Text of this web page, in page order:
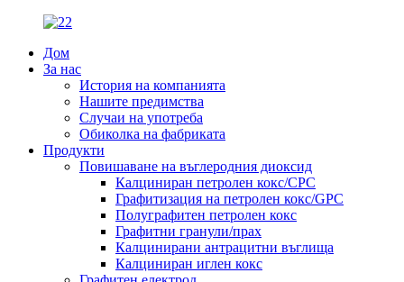
Дом
За нас
История на компанията
Нашите предимства
Случаи на употреба
Обиколка на фабриката
Продукти
Повишаване на въглеродния диоксид
Калциниран петролен кокс/CPC
Графитизация на петролен кокс/GPC
Полуграфитен петролен кокс
Графитни гранули/прах
Калцинирани антрацитни въглища
Калциниран иглен кокс